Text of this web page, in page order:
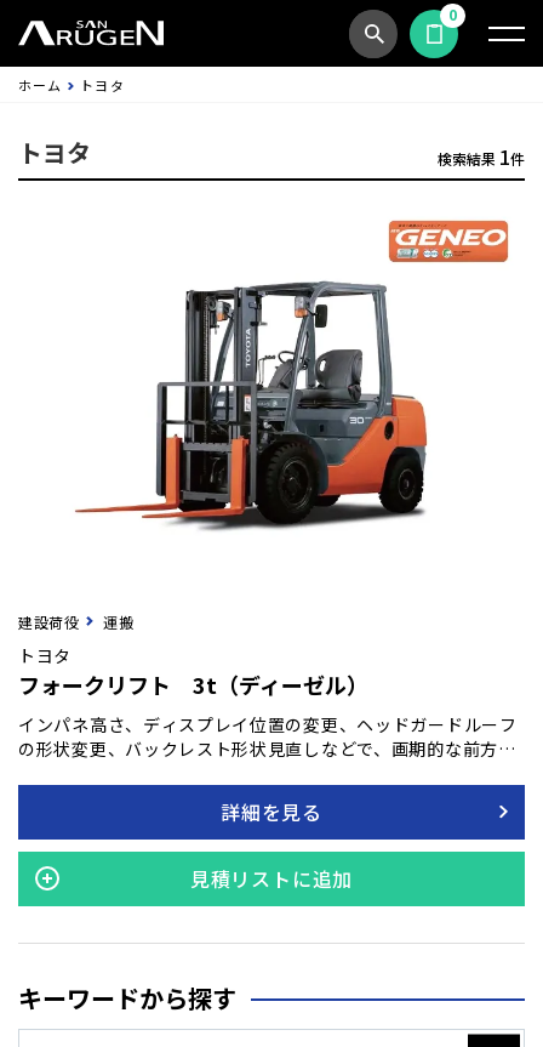
商品検索見積依頼する
0
ホーム トヨタ
トヨタ 検索結果 1件
キーワードから探す
建設荷役 運搬
トヨタ
フォークリフト 3t（ディーゼル）
インパネ高さ、ディスプレイ位置の変更、ヘッドガードルーフ
の形状変更、バックレスト形状見直しなどで、画期的な前方・
詳細を見る
見積リストに追加